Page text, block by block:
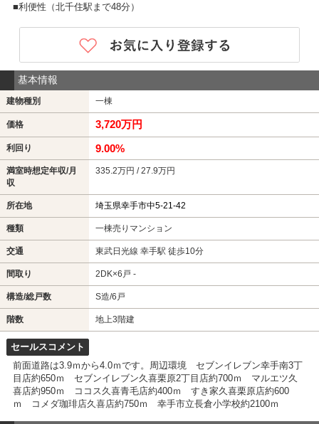
■利便性（北千住駅まで48分）
基本情報
建物種別 一棟
価格 3,720万円
利回り 9.00%
満室時想定年収/月
収
335.2万円 / 27.9万円
所在地 埼玉県幸手市中5-21-42
種類 一棟売りマンション
交通 東武日光線 幸手駅 徒歩10分
間取り 2DK×6戸 -
構造/総戸数 S造/6戸
階数 地上3階建
セールスコメント
前面道路は3.9ｍから4.0ｍです。周辺環境 セブンイレブン幸手南3丁
目店約650ｍ セブンイレブン久喜栗原2丁目店約700ｍ マルエツ久
喜店約950ｍ ココス久喜青毛店約400ｍ すき家久喜栗原店約600
ｍ コメダ珈琲店久喜店約750ｍ 幸手市立長倉小学校約2100ｍ